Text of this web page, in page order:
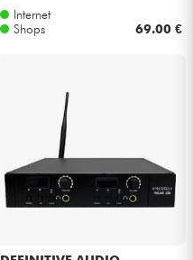
Internet
Shops
69.00 €